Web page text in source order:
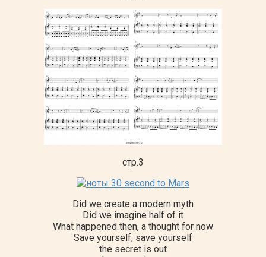
стр.3
Did we create a modern myth
Did we imagine half of it
What happened then, a thought for now
Save yourself, save yourself
the secret is out